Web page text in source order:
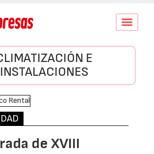
Conmutar
E
INSTALACIONES
de XVIII